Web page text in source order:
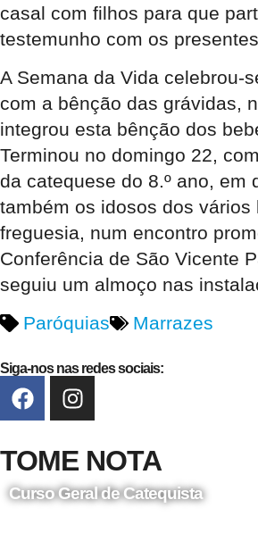
casal com filhos para que
testemunho com os
A Semana da Vida celebrou-
com a bênção das grávidas,
integrou esta bênção dos
Terminou no domingo 22,
da catequese do 8.º ano, em
também os idosos dos vários
freguesia, num encontro
Conferência de São Vicente
seguiu um almoço nas
Paróquias
Marrazes
Siga-nos nas redes sociais:
TOME NOTA
Curso Geral de Catequista